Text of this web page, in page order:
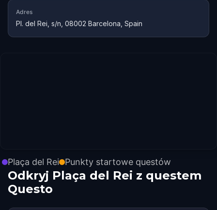
Adres
Pl. del Rei, s/n, 08002 Barcelona, Spain
Plaça del Rei Punkty startowe questów
Odkryj Plaça del Rei z questem
Questo